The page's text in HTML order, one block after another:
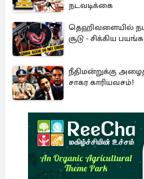
நடவடிக்கை
தெஹிவளையில்
சூடு - சிக்கிய
நீதிமன்றுக்கு
சாகர காரியவசம்!